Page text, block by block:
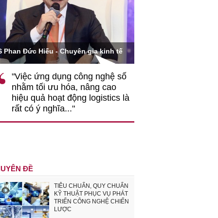
Phan Đức Hiếu - Chuyên gia kinh tế
"Việc ứng dụng công nghệ số
nhằm tối ưu hóa, nâng cao
hiệu quả hoạt động logistics là
rất có ý nghĩa..."
ĐỀ
TIÊU CHUẨN, QUY CHUẨN
KỸ THUẬT PHỤC VỤ PHÁT
TRIỂN CÔNG NGHỆ CHIẾN
LƯỢC